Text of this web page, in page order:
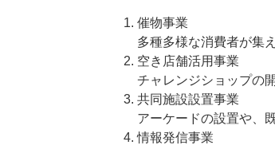
催物事業
多種多様な消費者が集
空き店舗活用事業
チャレンジショップの
共同施設設置事業
アーケードの設置や、
情報発信事業